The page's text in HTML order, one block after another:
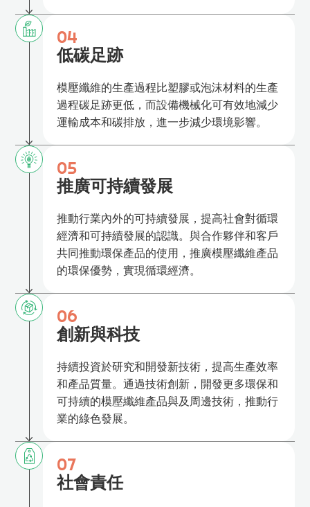
04
低碳足跡
模壓纖維的生產過程比塑膠或泡沫材料的生產
過程碳足跡更低，而設備機械化可有效地減少
運輸成本和碳排放，進一步減少環境影響。
05
推廣可持續發展
推動行業內外的可持續發展，提高社會對循環
經濟和可持續發展的認識。與合作夥伴和客戶
共同推動環保產品的使用，推廣模壓纖維產品
的環保優勢，實現循環經濟。
06
創新與科技
持續投資於研究和開發新技術，提高生產效率
和產品質量。通過技術創新，開發更多環保和
可持續的模壓纖維產品與及周邊技術，推動行
業的綠色發展。
07
社會責任